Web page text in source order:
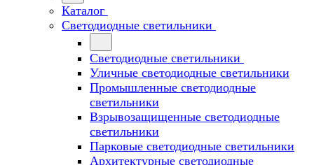
Каталог
Светодиодные светильники
Светодиодные светильники
Уличные светодиодные светильники
Промышленные светодиодные
светильники
Взрывозащищенные светодиодные
светильники
Парковые светодиодные светильники
Архитектурные светодиодные